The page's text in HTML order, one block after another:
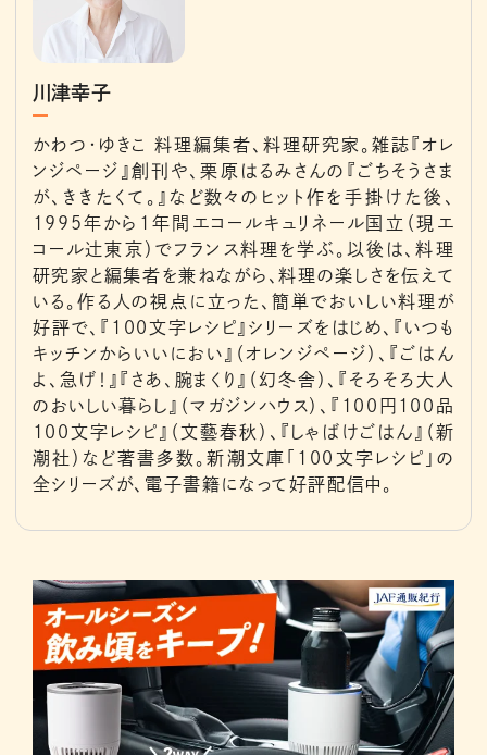
川津幸子
かわつ・ゆきこ 料理編集者、料理研究家。雑誌『オレ
ンジページ』創刊や、栗原はるみさんの『ごちそうさま
が、ききたくて。』など数々のヒット作を手掛けた後、
1995年から1年間エコールキュリネール国立（現エ
コール辻東京）でフランス料理を学ぶ。以後は、料理
研究家と編集者を兼ねながら、料理の楽しさを伝えて
いる。作る人の視点に立った、簡単でおいしい料理が
好評で、『100文字レシピ』シリーズをはじめ、『いつも
キッチンからいいにおい』（オレンジページ）、『ごはん
よ、急げ！』『さあ、腕まくり』（幻冬舎）、『そろそろ大人
のおいしい暮らし』（マガジンハウス）、『100円100品
100文字レシピ』（文藝春秋）、『しゃばけごはん』（新
潮社）など著書多数。新潮文庫「100文字レシピ」の
全シリーズが、電子書籍になって好評配信中。